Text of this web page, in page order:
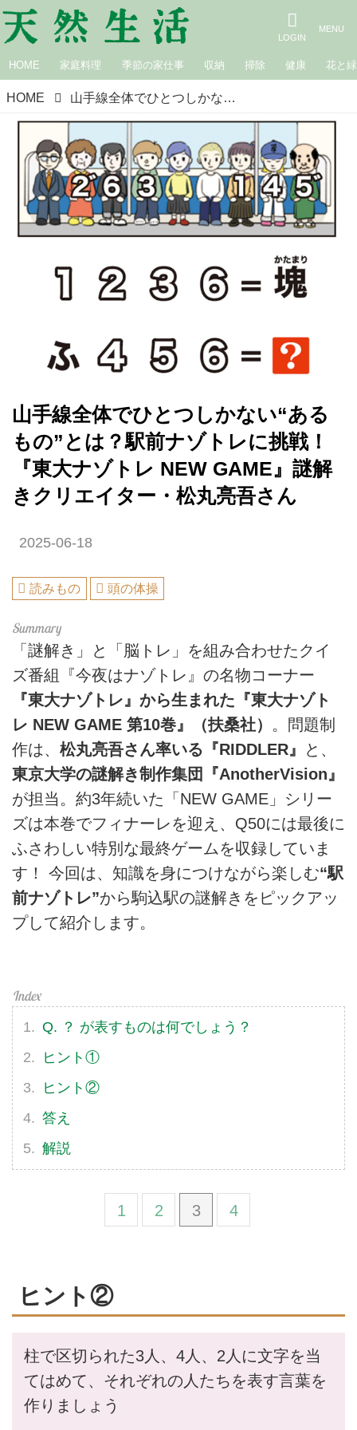
HOME 家庭料理 季節の家仕事 収納 掃除 健康 花と緑
HOME 山手線全体でひとつしかない“あるもの”とは？駅前ナゾトレに挑戦！『東大ナゾトレ NEW GAME』謎解きクリエイター・松丸亮吾さん
山手線全体でひとつしかない“ある
もの”とは？駅前ナゾトレに挑戦！
『東大ナゾトレ NEW GAME』謎解
きクリエイター・松丸亮吾さん
2025-06-18
読みもの 頭の体操
「謎解き」と「脳トレ」を組み合わせたクイ
ズ番組『今夜はナゾトレ』の名物コーナー
『東大ナゾトレ』から生まれた『東大ナゾト
レ NEW GAME 第10巻』（扶桑社） 。問題制
作は、 松丸亮吾さん率いる『RIDDLER』
と、
東京大学の謎解き制作集団『AnotherVision』
が担当。約3年続いた「NEW GAME」シリー
ズは本巻でフィナーレを迎え、Q50には最後に
ふさわしい特別な最終ゲームを収録していま
す！ 今回は、知識を身につけながら楽しむ“駅
前ナゾトレ”から駒込駅の謎解きをピックアッ
プして紹介します。
Q. ？ が表すものは何でしょう？
ヒント①
ヒント②
答え
解説
1 2 3 4
ヒント②
柱で区切られた3人、4人、2人に文字を当
てはめて、それぞれの人たちを表す言葉を
作りましょう